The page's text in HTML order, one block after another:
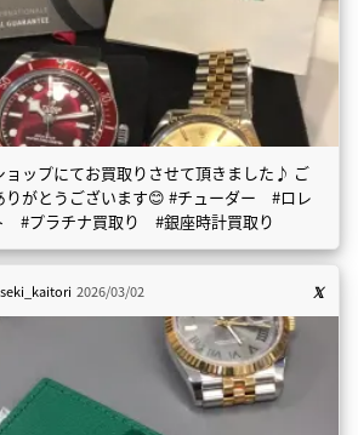
ップにてお買取りさせて頂きました♪ ご
りがとうございます😊 #チューダー #ロレ
#プラチナ買取り #銀座時計買取り
2026/03/02